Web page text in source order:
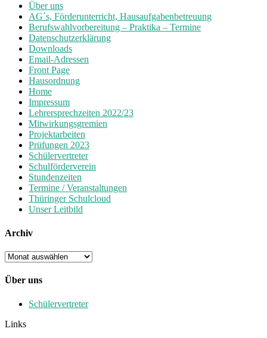
Über uns
AG´s, Förderunterricht, Hausaufgabenbetreuung
Berufswahlvorbereitung – Praktika – Termine
Datenschutzerklärung
Downloads
Email-Adressen
Front Page
Hausordnung
Home
Impressum
Lehrersprechzeiten 2022/23
Mitwirkungsgremien
Projektarbeiten
Prüfungen 2023
Schülervertreter
Schulförderverein
Stundenzeiten
Termine / Veranstaltungen
Thüringer Schulcloud
Unser Leitbild
Archiv
Archiv
Über uns
Schülervertreter
Links